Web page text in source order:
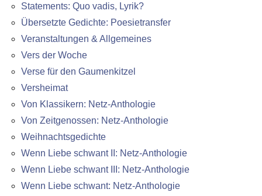
Statements: Quo vadis, Lyrik?
Übersetzte Gedichte: Poesietransfer
Veranstaltungen & Allgemeines
Vers der Woche
Verse für den Gaumenkitzel
Versheimat
Von Klassikern: Netz-Anthologie
Von Zeitgenossen: Netz-Anthologie
Weihnachtsgedichte
Wenn Liebe schwant II: Netz-Anthologie
Wenn Liebe schwant III: Netz-Anthologie
Wenn Liebe schwant: Netz-Anthologie